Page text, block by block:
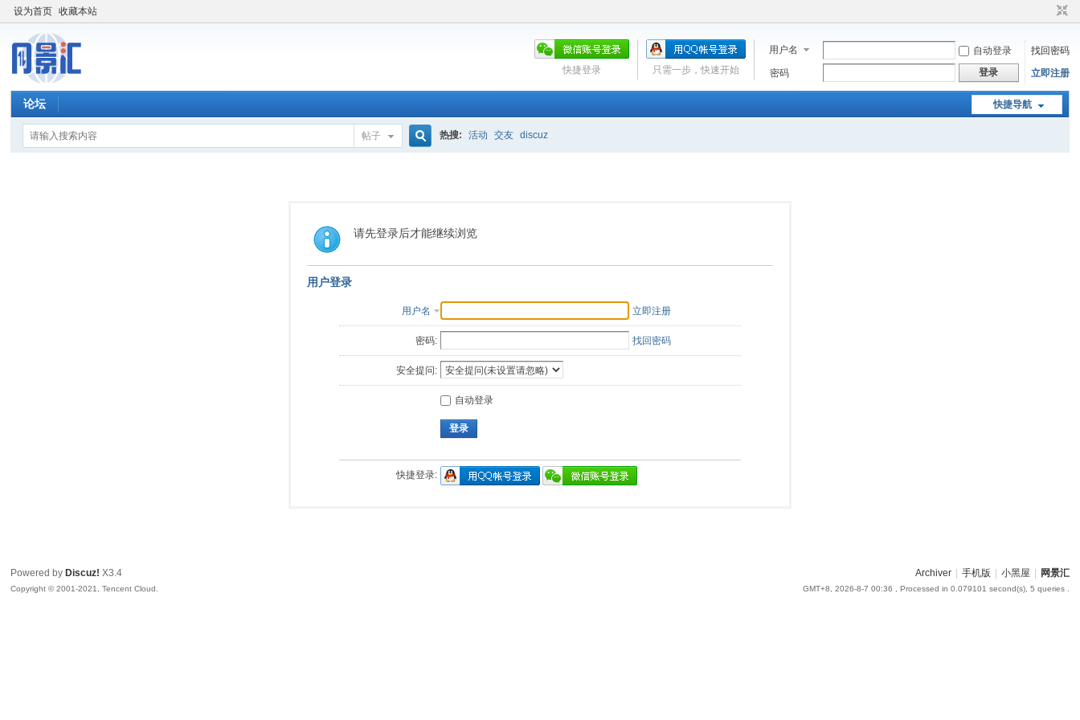
设为首页 收藏本站
用户名 自动登录
找回密码
密码
登录 立即注册
只需一步，快速开始
快捷登录
快捷导航
论坛
帖子
索
热搜: 活动 交友 discuz
请先登录后才能继续浏览
用户登录
用户名 立即注册
密码: 找回密码
安全提问:
自动登录
登录
快捷登录:
Archiver 手机版 小黑屋 网景汇
GMT+8, 2026-8-7 00:36 , Processed in 0.079101 second(s), 5 queries .
Powered by Discuz! X3.4
Copyright © 2001-2021, Tencent Cloud.